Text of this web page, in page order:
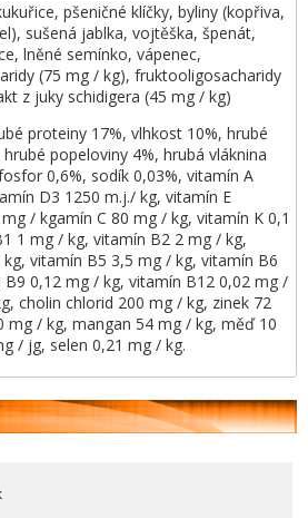
pšeničné klíčky, byliny (kopřiva,
sušená jablka, vojtěška, špenát,
lněné semínko, vápenec,
(75 mg / kg), fruktooligosacharidy
z juky schidigera (45 mg / kg)
proteiny 17%, vlhkost 10%, hrubé
popeloviny 4%, hrubá vláknina
0,6%, sodík 0,03%, vitamín A
D3 1250 m.j./ kg, vitamín E
/ kgamín C 80 mg / kg, vitamín K 0,1
1 mg / kg, vitamín B2 2 mg / kg,
vitamín B5 3,5 mg / kg, vitamín B6
0,12 mg / kg, vitamín B12 0,02 mg /
cholin chlorid 200 mg / kg, zinek 72
mg / kg, mangan 54 mg / kg, měď 10
/ jg, selen 0,21 mg / kg.